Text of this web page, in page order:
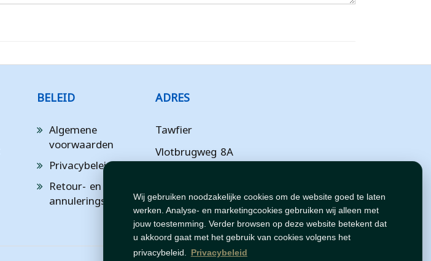
Wij gebruiken noodzakelijke cookies om de website goed te laten
werken. Analyse- en marketingcookies gebruiken wij alleen met
jouw toestemming. Verder browsen op deze website betekent dat
u akkoord gaat met het gebruik van cookies volgens het
privacybeleid. Privacybeleid
BELEID
Algemene
voorwaarden
Privacybeleid
Retour- en
annuleringsbeleid
ADRES
Tawfier
Vlotbrugweg 8A
Flevoland
NL